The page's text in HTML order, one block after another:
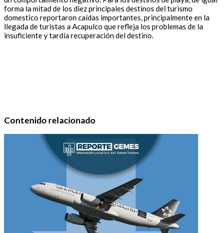
forma la mitad de los diez principales destinos del turismo
domestico reportaron caídas importantes, principalmente en la
llegada de turistas a Acapulco que refleja los problemas de la
insuficiente y tardía recuperación del destino.
Contenido relacionado